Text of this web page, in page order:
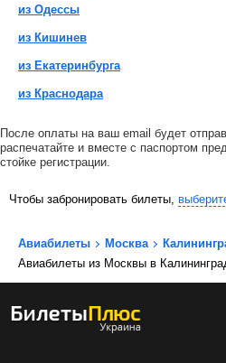
из Одессы
из Кишинев
из Екатеринбурга
из Краснодара
После оплаты на ваш email будет
распечатайте и вместе с паспортом
стойке регистрации.
Чтобы забронировать билеты,
Авиабилеты Москва
Авиабилеты из Москвы в